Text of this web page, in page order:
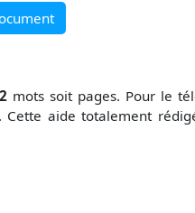
mots soit pages. Pour le
Cette aide totalement